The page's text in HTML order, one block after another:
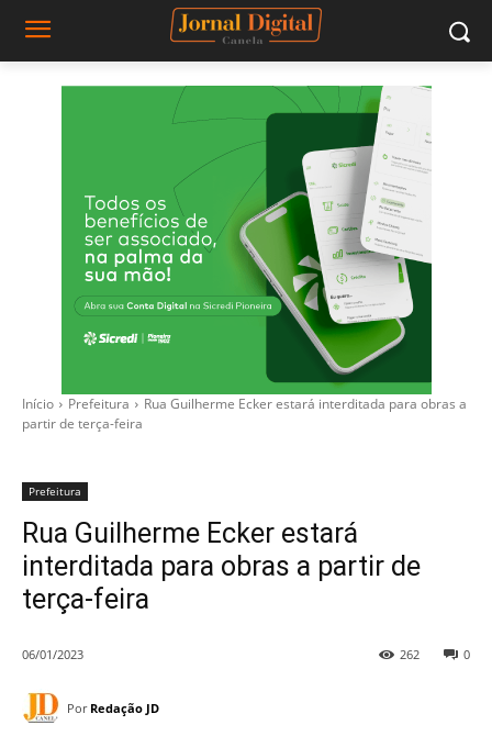
Início Prefeitura
Rua Guilherme Ecker estará interditada para obras a
partir de terça-feira
Prefeitura
Rua Guilherme Ecker estará
interditada para obras a partir de
terça-feira
06/01/2023 0
262
Por Redação JD